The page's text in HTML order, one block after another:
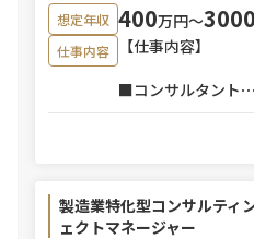
想定年収 400万円〜3000
仕事内容
【仕事内容】
■コンサルタント⋯
製造業特化型コンサルテ
ェクトマネージャー